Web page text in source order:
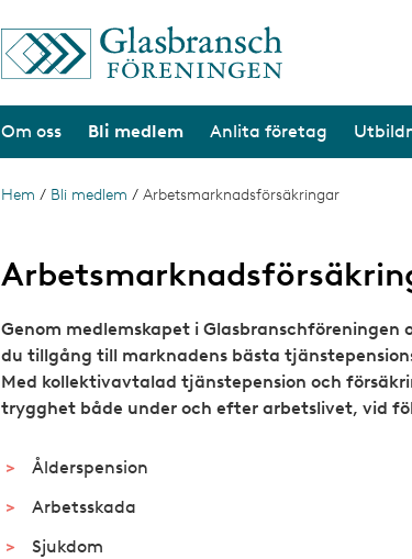
Om oss Bli medlem Anlita företag
L
n
s
t
i
Hem / Bli medlem / Arbetsmarknadsförsäkringar
Genom medlemskapet i Glasbranschföreningen
du tillgång till marknadens bästa
Med kollektivavtalad tjänstepension och
trygghet både under och efter arbetslivet, vid
Ålderspension
Arbetsskada
Sjukdom